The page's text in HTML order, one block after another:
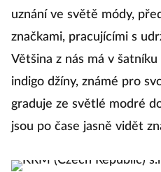
uznání ve světě módy,
značkami, pracujícími s
Většina z nás má v
indigo džíny, známé pro
graduje ze světlé modré
jsou po čase jasně vidět